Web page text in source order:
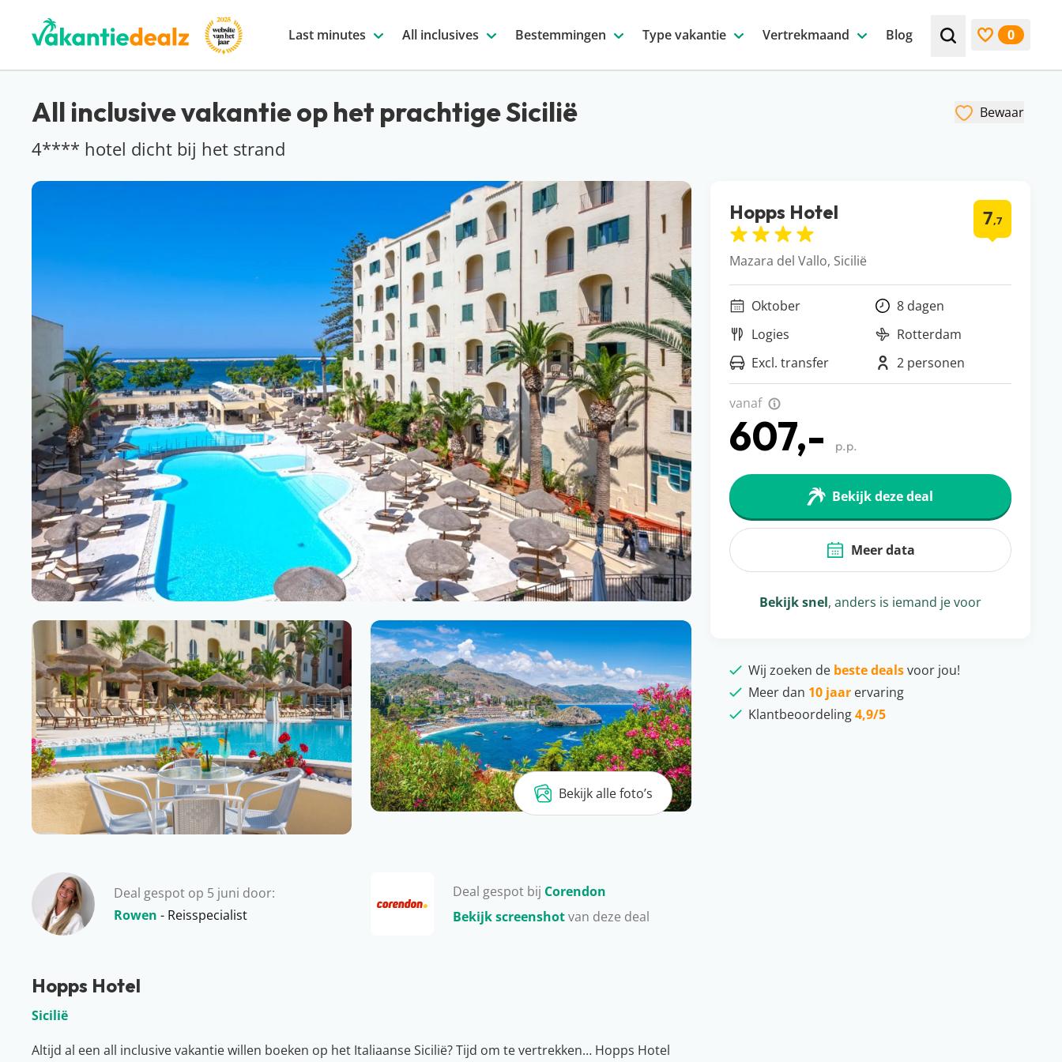
Last minutes All inclusives Bestemmingen Type vakantie Vertrekmaand Blog Zoek bijv. een
0
All inclusive vakantie op het prachtige Sicilië
4**** hotel dicht bij het strand
Bewaar
Bekijk alle foto’s
Deal gespot op 5 juni door:
Rowen - Reisspecialist
Deal gespot bij Corendon
Bekijk screenshotvan deze deal
Hopps Hotel
Sicilië
Altijd al een all inclusive vakantie willen boeken op het Italiaanse Sicilië? Tijd om te vertrekken… Hopps Hotel
Hopps Hotel 7,7
Mazara del Vallo, Sicilië
Oktober
8 dagen
Logies
Rotterdam
Excl. transfer
2 personen
vanaf
607,- p.p.
Bekijk deze deal
Meer data
Bekijk snel, anders is iemand je voor
Wij zoeken de beste dealsvoor jou!
Meer dan 10 jaarervaring
Klantbeoordeling4,9/5